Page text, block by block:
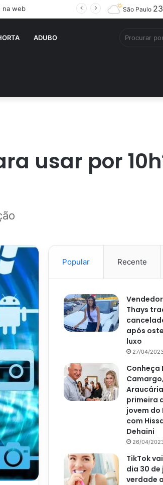
na web São Paulo 23
ADUBO
usar por
Popular Recente
Thays
após
luxo
27/04/2023
Conheça
primeira
jovem do
com
Dehaini
26/04/
TikTok
dia 30 de
verdade